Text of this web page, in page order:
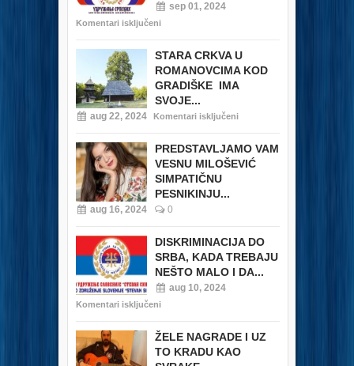
sep 01, 2024
Komentari isključeni
STARA CRKVA U
ROMANOVCIMA KOD
GRADIŠKE IMA
SVOJE...
aug 22, 2024 Komentari isključeni
PREDSTAVLJAMO VAM
VESNU MILOŠEVIĆ
SIMPATIČNU
PESNIKINJU...
aug 16, 2024 0
DISKRIMINACIJA DO
SRBA, KADA TREBAJU
NEŠTO MALO I DA...
aug 10, 2024
Komentari isključeni
ŽELE NAGRADE I UZ
TO KRADU KAO